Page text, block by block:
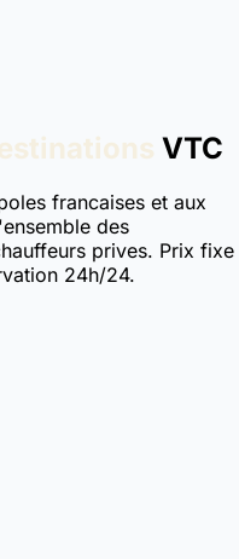
VTC
francaises et aux
des
prives. Prix fixe
24h/24.